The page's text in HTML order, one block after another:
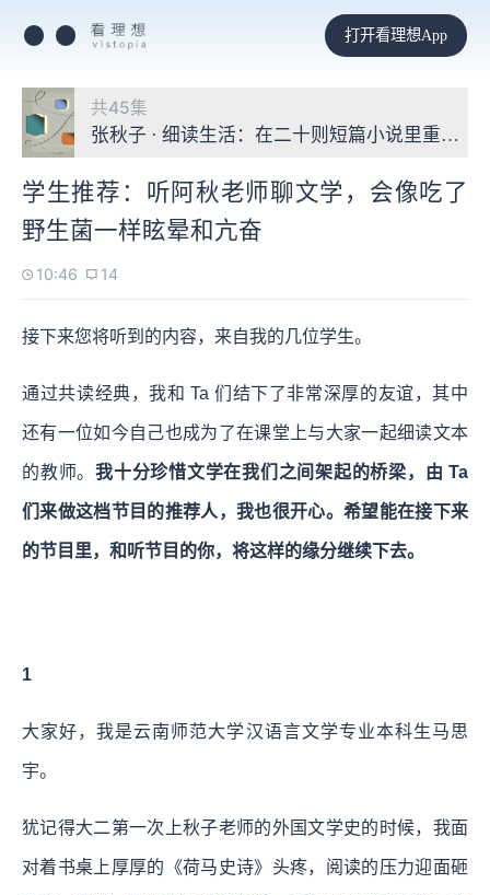
打开看理想App
共45集
张秋子 · 细读生活：在二十则短篇小说里重启自
学生推荐：听阿秋老师聊文学，会像吃了
野生菌一样眩晕和亢奋
10:46 14
接下来您将听到的内容，来自我的几位学生。
通过共读经典，我和 Ta 们结下了非常深厚的友谊，其中
还有一位如今自己也成为了在课堂上与大家一起细读文本
的教师。 我十分珍惜文学在我们之间架起的桥梁，由 Ta
们来做这档节目的推荐人，我也很开心。希望能在接下来
的节目里，和听节目的你，将这样的缘分继续下去。
1
大家好，我是云南师范大学汉语言文学专业本科生马思
宇。
犹记得大二第一次上秋子老师的外国文学史的时候，我面
对着书桌上厚厚的《荷马史诗》头疼，阅读的压力迎面砸